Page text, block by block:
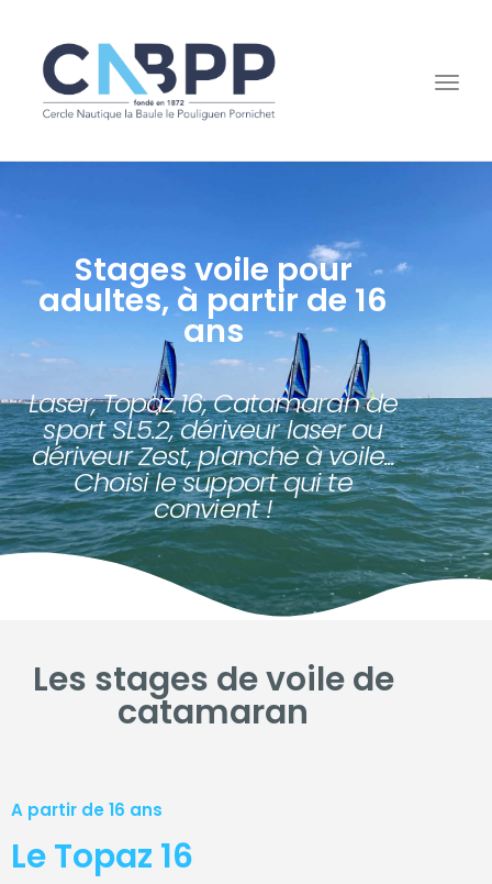
Stages voile pour
adultes, à partir de 16
ans
Laser, Topaz 16, Catamaran de
sport SL5.2, dériveur laser ou
dériveur Zest, planche à voile...
Choisi le support qui te
convient !
Les stages de voile de
catamaran
A partir de 16 ans
Le Topaz 16